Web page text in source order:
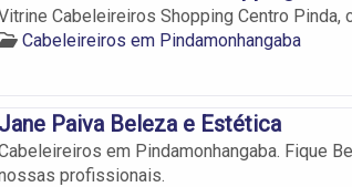
Cabeleireiros Shopping Centro Pinda,
Cabeleireiros em Pindamonhangaba
Jane Paiva Beleza e Estética
em Pindamonhangaba. Fique
profissionais.